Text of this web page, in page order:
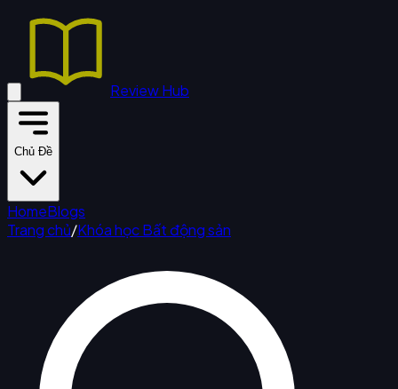
Review Hub
Chủ Đề
HomeBlogs
Trang chủ/Khóa học Bất động sản